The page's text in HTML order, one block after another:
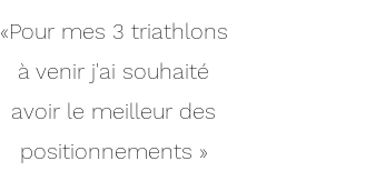
«Pour mes 3 triathlons
à venir j'ai souhaité
avoir le meilleur des
positionnements »